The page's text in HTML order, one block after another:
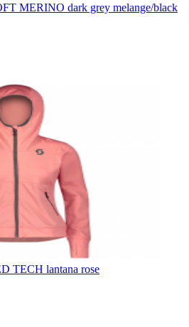
MERINO dark grey melange/black
TECH lantana rose